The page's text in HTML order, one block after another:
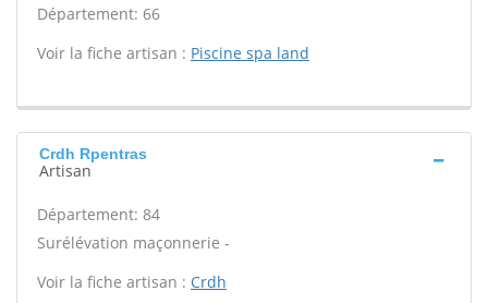
Département: 66
Voir la fiche artisan : Piscine spa land
Crdh Rpentras
Artisan
Département: 84
Surélévation maçonnerie -
Voir la fiche artisan : Crdh